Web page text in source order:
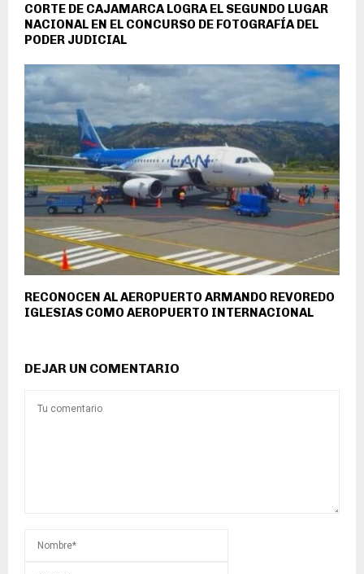
CORTE DE CAJAMARCA LOGRA EL SEGUNDO LUGAR
NACIONAL EN EL CONCURSO DE FOTOGRAFÍA DEL
PODER JUDICIAL
RECONOCEN AL AEROPUERTO ARMANDO REVOREDO
IGLESIAS COMO AEROPUERTO INTERNACIONAL
DEJAR UN COMENTARIO